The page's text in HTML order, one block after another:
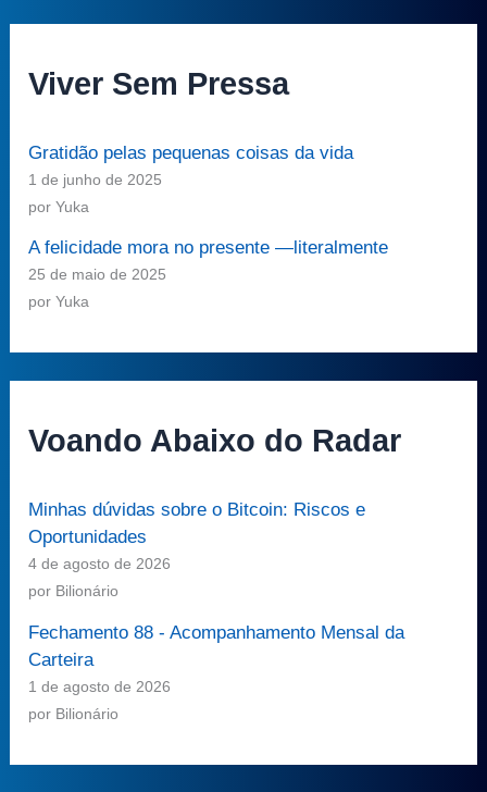
Viver Sem Pressa
Gratidão pelas pequenas coisas da vida
1 de junho de 2025
por Yuka
A felicidade mora no presente —literalmente
25 de maio de 2025
por Yuka
Voando Abaixo do Radar
Minhas dúvidas sobre o Bitcoin: Riscos e
Oportunidades
4 de agosto de 2026
por Bilionário
Fechamento 88 - Acompanhamento Mensal da
Carteira
1 de agosto de 2026
por Bilionário